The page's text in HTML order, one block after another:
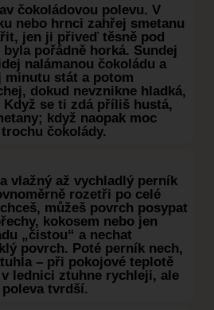
čokoládovou polevu. V
nebo hrnci zahřej smetanu
jen ji přiveď těsně pod
pořádně horká. Sundej
nalámanou čokoládu a
minutu stát a potom
dokud nevznikne hladká,
Když se ti zdá příliš hustá,
když naopak moc
čokolády.
vlažný až vychladlý perník
rozetři po celé
můžeš povrch posypat
kokosem nebo jen
„čistou“ a nechat
povrch. Poté perník nech,
– při pokojové teplotě
lednici ztuhne rychleji, ale
tvrdší.